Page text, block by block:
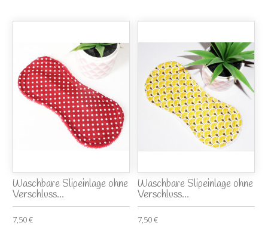
Waschbare Slipeinlage ohne
Verschluss...
7,50 €
Waschbare Slipeinlage ohne
Verschluss...
7,50 €